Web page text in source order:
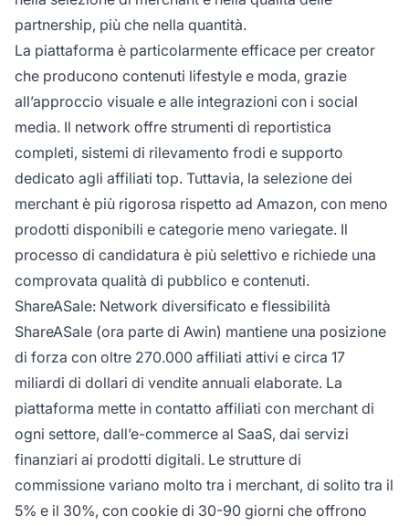
partnership, più che nella quantità.
La piattaforma è particolarmente efficace per creator
che producono contenuti lifestyle e moda, grazie
all’approccio visuale e alle integrazioni con i social
media. Il network offre strumenti di reportistica
completi, sistemi di rilevamento frodi e supporto
dedicato agli affiliati top. Tuttavia, la selezione dei
merchant è più rigorosa rispetto ad Amazon, con meno
prodotti disponibili e categorie meno variegate. Il
processo di candidatura è più selettivo e richiede una
comprovata qualità di pubblico e contenuti.
ShareASale: Network diversificato e flessibilità
ShareASale (ora parte di Awin) mantiene una posizione
di forza con oltre 270.000 affiliati attivi e circa 17
miliardi di dollari di vendite annuali elaborate. La
piattaforma mette in contatto affiliati con merchant di
ogni settore, dall’e-commerce al SaaS, dai servizi
finanziari ai prodotti digitali. Le strutture di
commissione variano molto tra i merchant, di solito tra il
5% e il 30%, con cookie di 30-90 giorni che offrono